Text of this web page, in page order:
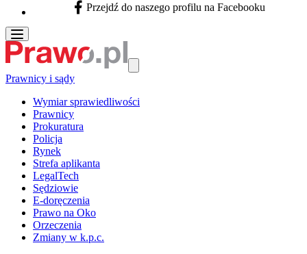
Facebook - otwiera się w nowej karcie
Przejdź do naszego profilu na Facebooku
Prawnicy i sądy
Wymiar sprawiedliwości
Prawnicy
Prokuratura
Policja
Rynek
Strefa aplikanta
LegalTech
Sędziowie
E-doręczenia
Prawo na Oko
Orzeczenia
Zmiany w k.p.c.